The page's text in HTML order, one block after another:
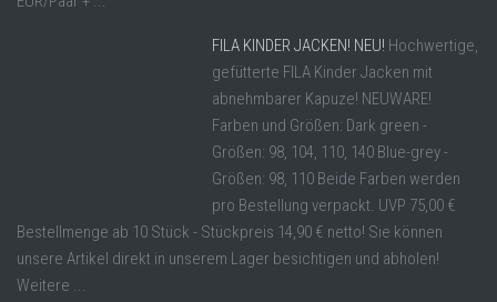
FILA KINDER JACKEN! NEU! Hochwertige,
gefütterte FILA Kinder Jacken mit
abnehmbarer Kapuze! NEUWARE!
Farben und Größen: Dark green -
Größen: 98, 104, 110, 140 Blue-grey -
Größen: 98, 110 Beide Farben werden
pro Bestellung verpackt. UVP 75,00 €
Bestellmenge ab 10 Stück - Stückpreis 14,90 € netto! Sie können
unsere Artikel direkt in unserem Lager besichtigen und abholen!
Weitere ...